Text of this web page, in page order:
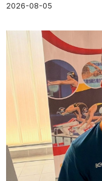
2026-08-05